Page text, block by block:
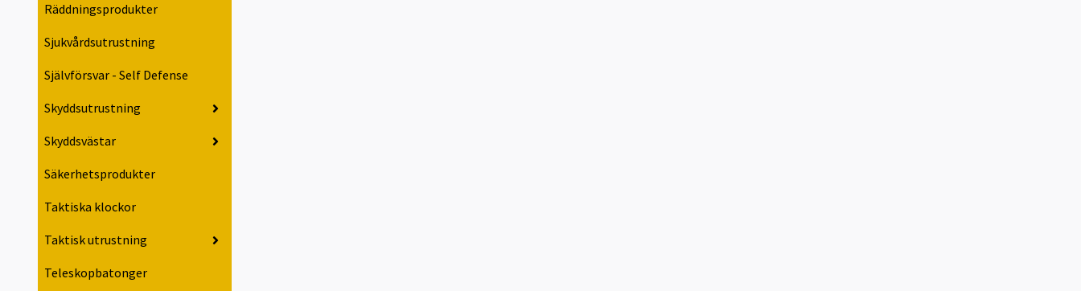
Räddningsprodukter
Sjukvårdsutrustning
Självförsvar - Self Defense
Skyddsutrustning
Skyddsvästar
Säkerhetsprodukter
Taktiska klockor
Taktisk utrustning
Teleskopbatonger